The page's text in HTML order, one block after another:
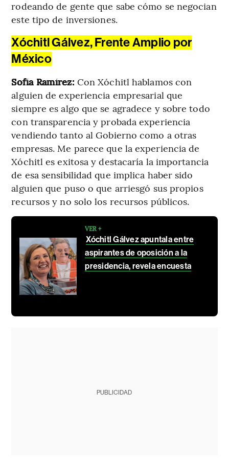
rodeando de gente que sabe cómo se negocian
este tipo de inversiones.
Xóchitl Gálvez, Frente Amplio por
México
Sofía Ramírez: Con Xóchitl hablamos con
alguien de experiencia empresarial que
siempre es algo que se agradece y sobre todo
con transparencia y probada experiencia
vendiendo tanto al Gobierno como a otras
empresas. Me parece que la experiencia de
Xóchitl es exitosa y destacaría la importancia
de esa sensibilidad que implica haber sido
alguien que puso o que arriesgó sus propios
recursos y no solo los recursos públicos.
VER +
Xóchitl Gálvez apuntala entre
aspirantes de oposición a la
presidencia, revela encuesta
PUBLICIDAD